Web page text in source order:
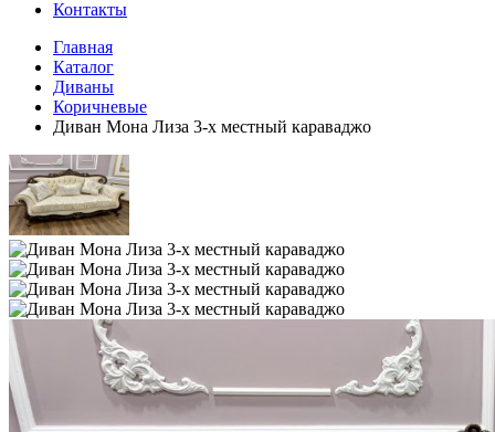
Контакты
Главная
Каталог
Диваны
Коричневые
Диван Мона Лиза 3-х местный караваджо